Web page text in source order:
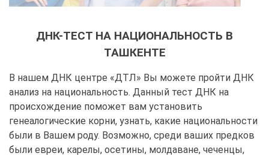
ДНК-ТЕСТ НА НАЦИОНАЛЬНОСТЬ В
ТАШКЕНТЕ
В нашем ДНК центре «ДТЛ» Вы можете пройти ДНК
анализ на национальность. Данный тест ДНК на
происхождение поможет вам установить
генеалогические корни, узнать, какие национальности
были в Вашем роду. Возможно, среди ваших предков
были евреи, карелы, осетины, молдаване, чеченцы,